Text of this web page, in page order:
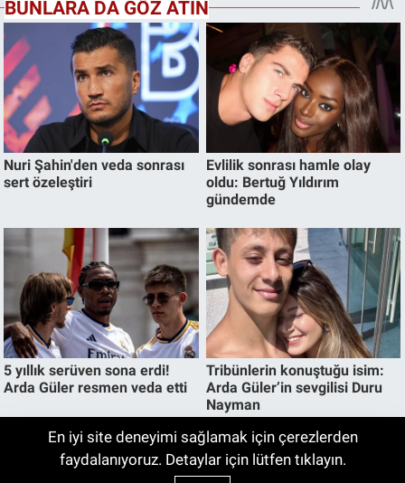
En iyi site deneyimi sağlamak için çerezlerden
faydalanıyoruz. Detaylar için lütfen tıklayın.
İnegöl Altın Fiyatları | Çeyrek Altın, Gram
Altın Ne Kadar? İnegöl Kapalı Çarşı'da